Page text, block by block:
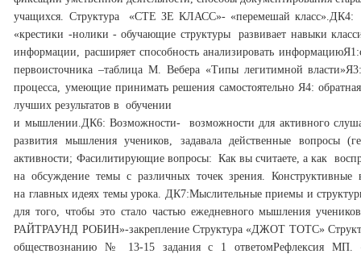
учащихся. Структура «СТЕ ЗЕ КЛАСС»- «перемешай класс».ДК4:
«крестики -нолики - обучающие структуры развивает навыки
информации, расширяет способность анализировать информацию
первоисточника –таблица М. Вебера «Типы легитимной власти»
процесса, умеющие принимать решения самостоятельноЯ4:
лучших результатов в обучении
и мышлении.ДК6: Возможности- возможности для активного
развития мышления учеников, задавала действенные вопросы
активности; Фасилитирующие вопросы: Как вы считаете, а как
на обсуждение темы с различных точек зрения.
на главных идеях темы урока. ДК7:Мыслительные приемы и
для того, чтобы это стало частью ежедневного мышления
РАЙТРАУНД РОБИН»-закреплениеСтруктура «ДЖОТ ТОТС»
обществознанию № 13-15 задания с 1 ответомРефлексия МП.